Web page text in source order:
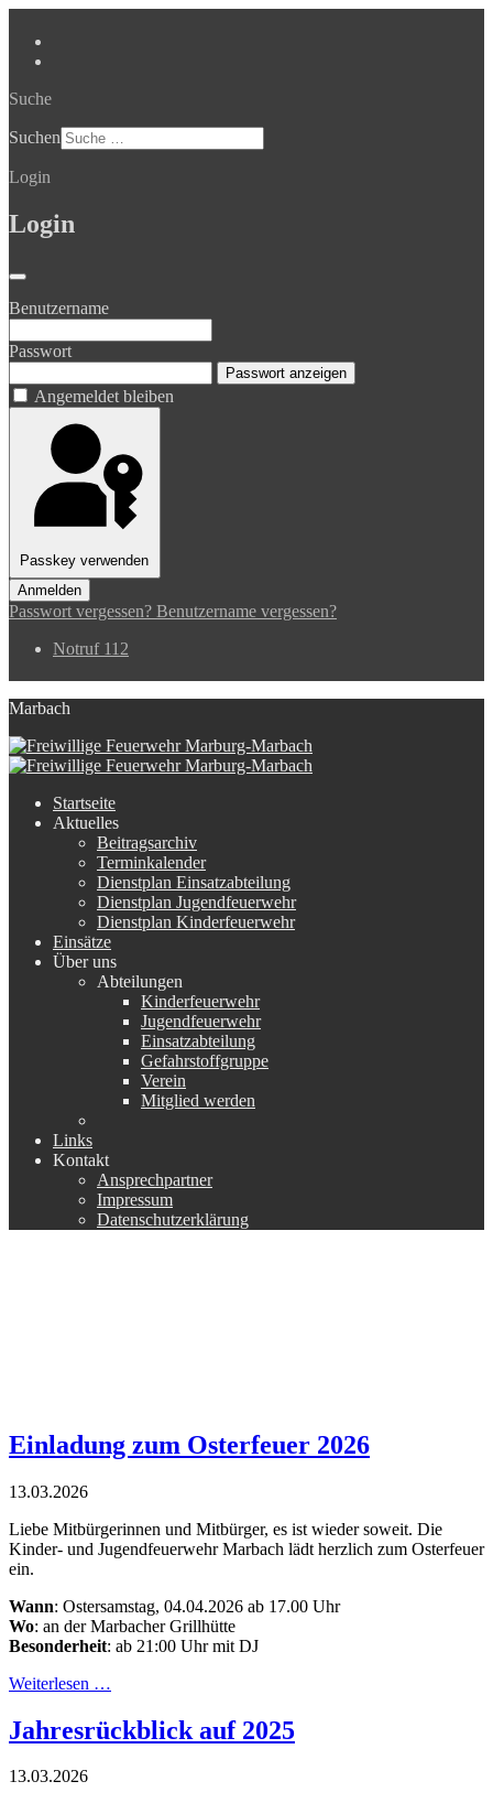
Suche
Suchen
Login
Login
Benutzername
Passwort
Passwort anzeigen
Angemeldet bleiben
Passkey verwenden
Anmelden
Passwort vergessen? Benutzername vergessen?
Notruf 112
Marbach
Startseite
Aktuelles
Beitragsarchiv
Terminkalender
Dienstplan Einsatzabteilung
Dienstplan Jugendfeuerwehr
Dienstplan Kinderfeuerwehr
Einsätze
Über uns
Abteilungen
Kinderfeuerwehr
Jugendfeuerwehr
Einsatzabteilung
Gefahrstoffgruppe
Verein
Mitglied werden
Links
Kontakt
Ansprechpartner
Impressum
Datenschutzerklärung
Einladung zum Osterfeuer 2026
13.03.2026
Liebe Mitbürgerinnen und Mitbürger, es ist wieder soweit. Die
Kinder- und Jugendfeuerwehr Marbach lädt herzlich zum Osterfeuer
ein.
Wann: Ostersamstag, 04.04.2026 ab 17.00 Uhr
Wo: an der Marbacher Grillhütte
Besonderheit: ab 21:00 Uhr mit DJ
Weiterlesen …
Jahresrückblick auf 2025
13.03.2026